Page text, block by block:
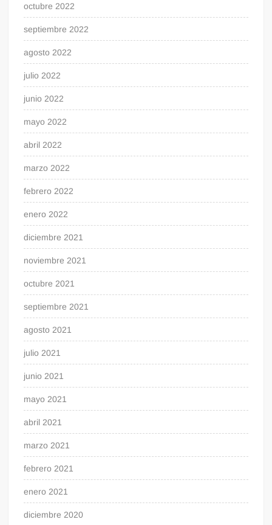
octubre 2022
septiembre 2022
agosto 2022
julio 2022
junio 2022
mayo 2022
abril 2022
marzo 2022
febrero 2022
enero 2022
diciembre 2021
noviembre 2021
octubre 2021
septiembre 2021
agosto 2021
julio 2021
junio 2021
mayo 2021
abril 2021
marzo 2021
febrero 2021
enero 2021
diciembre 2020